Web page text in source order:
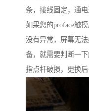
条，接线固定，通
如果您的proface触
没有异常，屏幕无
备，就需要判断一
指点杆破损，更换后